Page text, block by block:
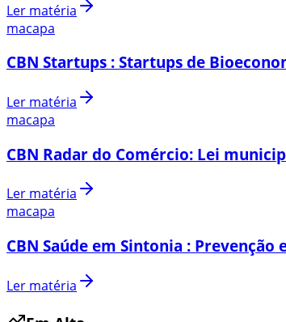
Ler matéria
macapa
CBN Startups : Startups de
Ler matéria
macapa
CBN Radar do Comércio: Lei
Ler matéria
macapa
CBN Saúde em Sintonia :
Ler matéria